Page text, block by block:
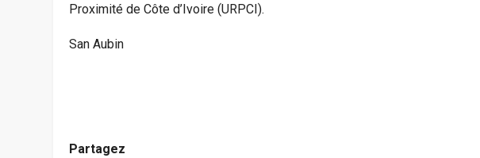
Proximité de Côte d’Ivoire (URPCI).
San Aubin
Partagez